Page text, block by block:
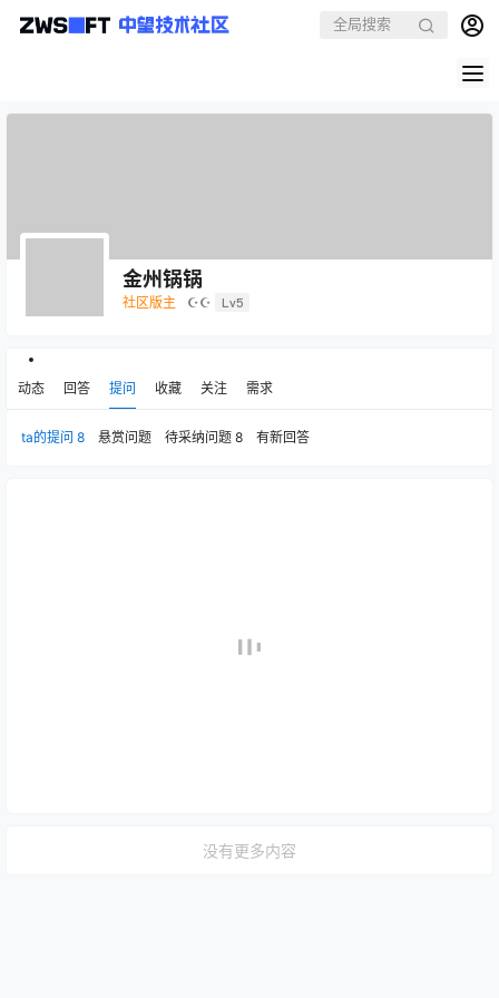
金州锅锅
社区版主 ☪☪ Lv5
动态 回答 提问 收藏 关注 需求
ta的提问 8 悬赏问题 待采纳问题 8 有新回答
没有更多内容